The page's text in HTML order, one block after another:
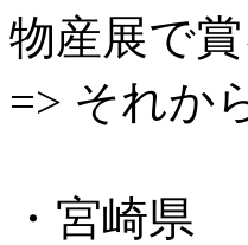
物産展で
=> それか
・宮崎県